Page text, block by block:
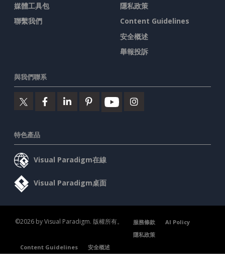
媒體工具包
聯繫我們
隱私政策
Content Guidelines
安全概述
舉報投訴
與我們聯系
特色產品
Visual Paradigm在線
Visual Paradigm桌面
©2026 by Visual Paradigm. 版權所有。 服務條款
AI Policy
隱私政策
Content Guidelines
安全概述